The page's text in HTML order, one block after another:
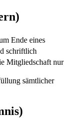
Ende eines
schriftlich
Mitgliedschaft nur
sämtlicher